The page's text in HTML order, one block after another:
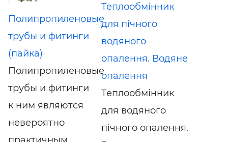
Полипропиленовые
трубы и фитинги
(пайка)
Полипропиленовые
трубы и фитинги
к ним являются
невероятно
практичным
Теплообмінник
для пічного
водяного
опалення. Водяне
опалення
Теплообмінник
для водяного
пічного опалення.